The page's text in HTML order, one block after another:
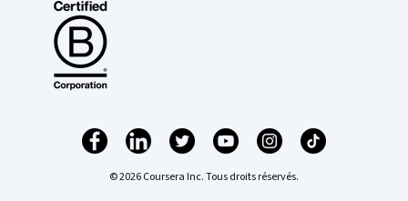
© 2026 Coursera Inc. Tous droits réservés.